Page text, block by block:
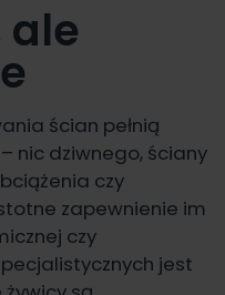
ale
ścian pełnią
nic dziwnego, ściany
czy
zapewnienie im
czy
jest